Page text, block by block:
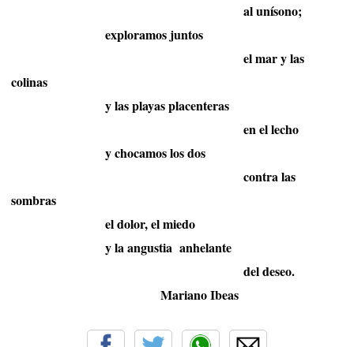
al unísono;
exploramos juntos
el mar y las
colinas
y las playas placenteras
en el lecho
y chocamos los dos
contra las
sombras
el dolor, el miedo
y la angustia anhelante
del deseo.
Mariano Ibeas